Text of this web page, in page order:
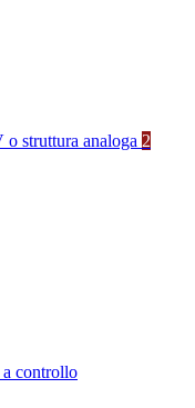
struttura analoga 2
controllo